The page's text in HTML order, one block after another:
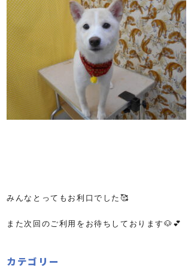
みんなとってもお利口でした🥰
また次回のご利用をお待ちしております🐶💕
カテゴリー